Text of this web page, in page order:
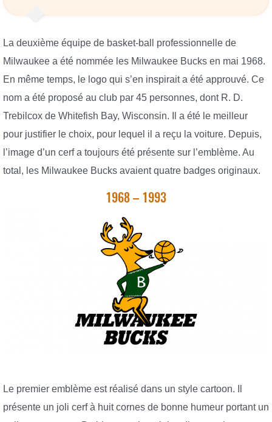
La deuxième équipe de basket-ball professionnelle de
Milwaukee a été nommée les Milwaukee Bucks en mai 1968.
En même temps, le logo qui s’en inspirait a été approuvé. Ce
nom a été proposé au club par 45 personnes, dont R. D.
Trebilcox de Whitefish Bay, Wisconsin. Il a été le meilleur
pour justifier le choix, pour lequel il a reçu la voiture. Depuis,
l’image d’un cerf a toujours été présente sur l’emblème. Au
total, les Milwaukee Bucks avaient quatre badges originaux.
1968 – 1993
Le premier emblème est réalisé dans un style cartoon. Il
présente un joli cerf à huit cornes de bonne humeur portant un